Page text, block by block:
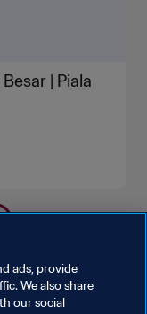
| Piala
ads, provide
We also share
our social